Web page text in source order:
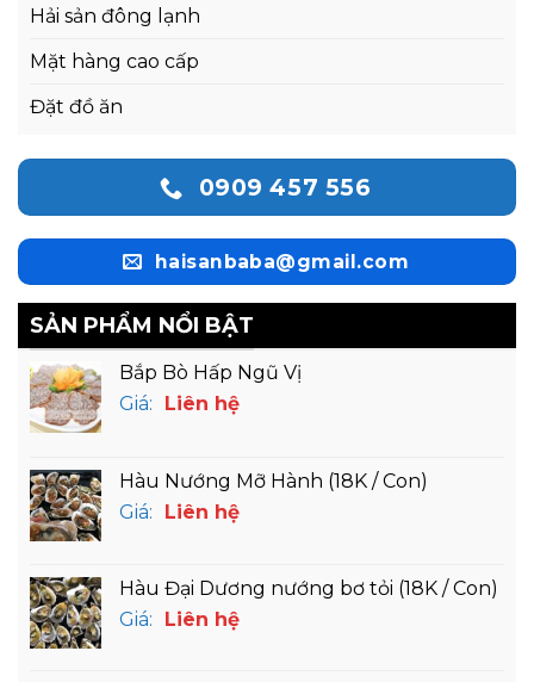
Hải sản đông lạnh
Mặt hàng cao cấp
Đặt đồ ăn
0909 457 556
haisanbaba@gmail.com
SẢN PHẨM NỔI BẬT
Bắp Bò Hấp Ngũ Vị
Giá:
Liên hệ
Hàu Nướng Mỡ Hành (18K / Con)
Giá:
Liên hệ
Hàu Đại Dương nướng bơ tỏi (18K / Con)
Giá:
Liên hệ